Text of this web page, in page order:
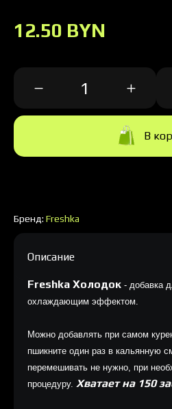
Бренд: Freshka
12.50 BYN
В
Описание
Freshka Холодок - добавка
охлаждающим эффектом.
Можно добавлять при самом
пшикните один раз в кальянную
перемешивать не нужно, при
процедуру. Хватает на 150